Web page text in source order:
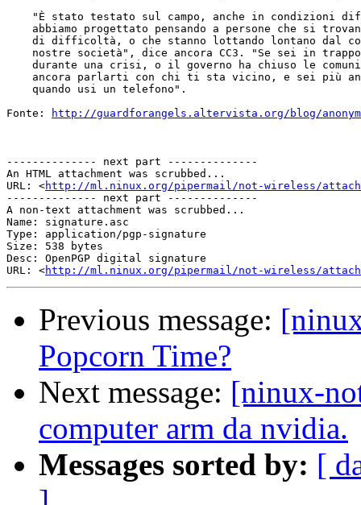
"È stato testato sul campo, anche in condizioni
abbiamo progettato pensando a persone che si
di difficoltà, o che stanno lottando lontano dal
nostre società", dice ancora CC3. "Se sei in
durante una crisi, o il governo ha chiuso le
ancora parlarti con chi ti sta vicino, e sei più
    quando usi un telefono".
Fonte:
http://guardforangels.altervista.org/blog/
-------------- next part --------------
An HTML attachment was scrubbed...
URL: <http://ml.ninux.org/pipermail/not-wireless/
-------------- next part --------------
A non-text attachment was scrubbed...
Name: signature.asc
Type: application/pgp-signature
Size: 538 bytes
Desc: OpenPGP digital signature
URL: <http://ml.ninux.org/pipermail/not-wireless/
Previous message:
Popcorn Time?
Next message: [ninux-
computer arm da nvidia.
Messages sorted by: [